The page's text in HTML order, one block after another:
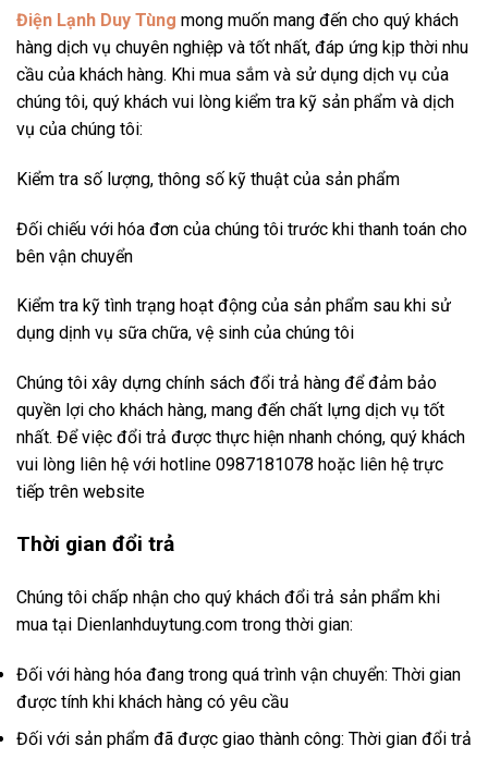
Điện Lạnh Duy Tùng mong muốn mang đến cho quý khách
hàng dịch vụ chuyên nghiệp và tốt nhất, đáp ứng kịp thời nhu
cầu của khách hàng. Khi mua sắm và sử dụng dịch vụ của
chúng tôi, quý khách vui lòng kiểm tra kỹ sản phẩm và dịch
vụ của chúng tôi:
Kiểm tra số lượng, thông số kỹ thuật của sản phẩm
Đối chiếu với hóa đơn của chúng tôi trước khi thanh toán cho
bên vận chuyển
Kiểm tra kỹ tình trạng hoạt động của sản phẩm sau khi sử
dụng dịnh vụ sữa chữa, vệ sinh của chúng tôi
Chúng tôi xây dựng chính sách đổi trả hàng để đảm bảo
quyền lợi cho khách hàng, mang đến chất lựng dịch vụ tốt
nhất. Để việc đổi trả được thực hiện nhanh chóng, quý khách
vui lòng liên hệ với hotline 0987181078 hoặc liên hệ trực
tiếp trên website
Thời gian đổi trả
Chúng tôi chấp nhận cho quý khách đổi trả sản phẩm khi
mua tại Dienlanhduytung.com trong thời gian:
Đối với hàng hóa đang trong quá trình vận chuyển: Thời gian
được tính khi khách hàng có yêu cầu
Đối với sản phẩm đã được giao thành công: Thời gian đổi trả